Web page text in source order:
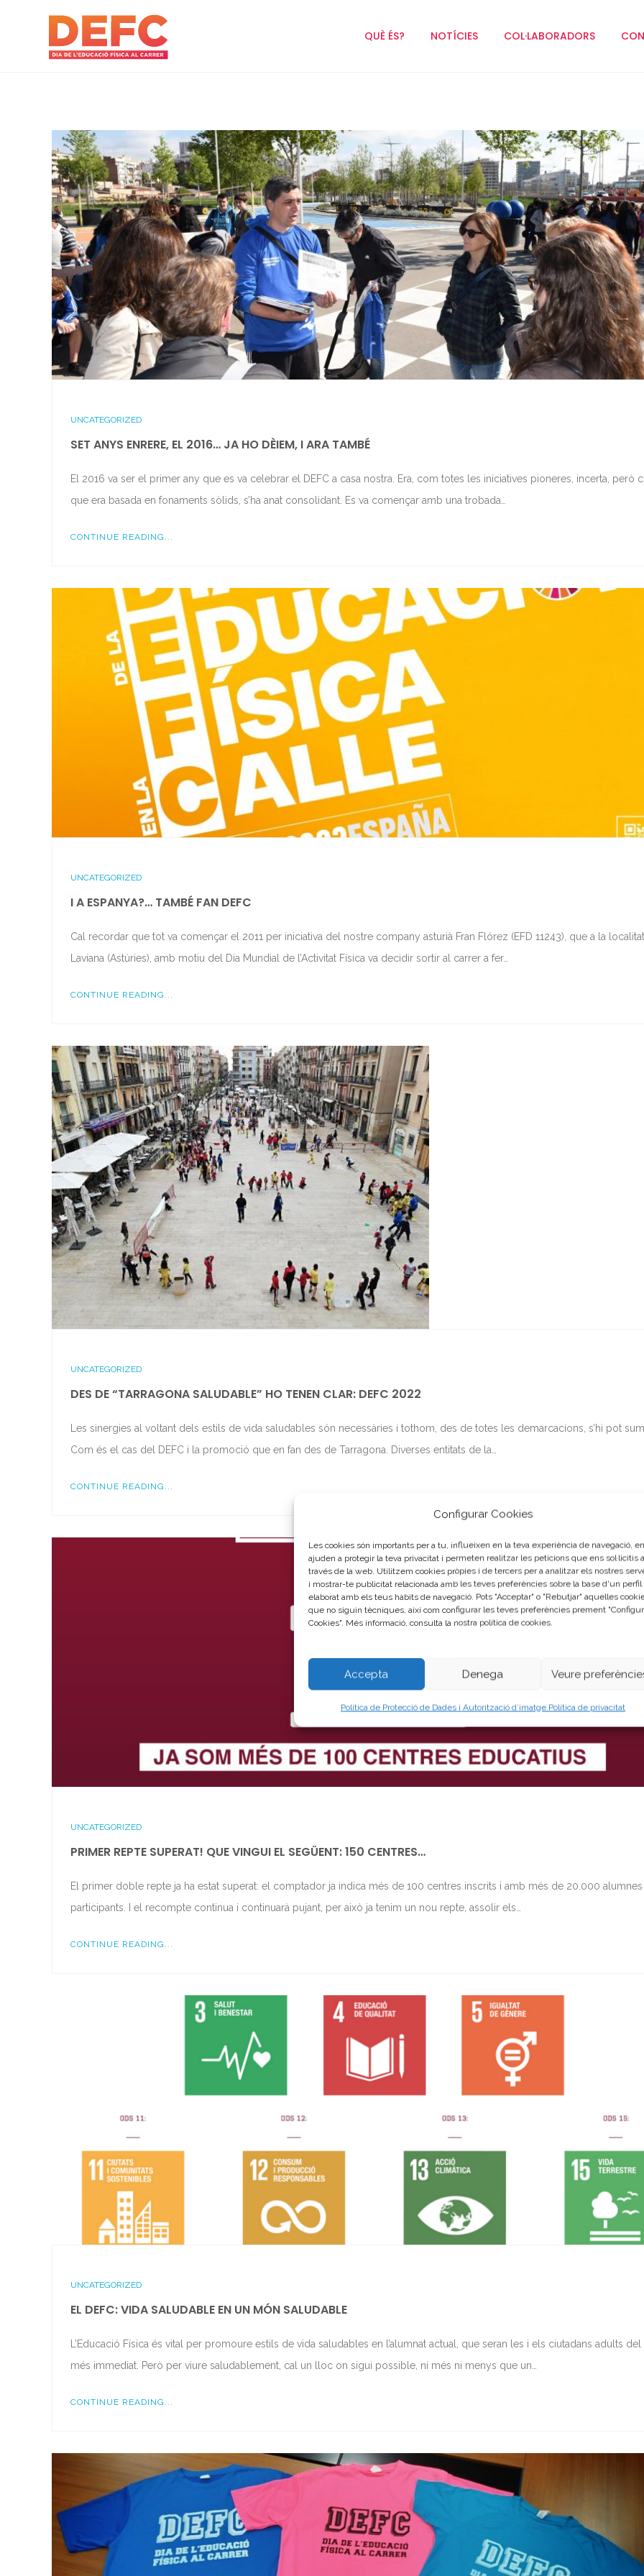
Configurar Cookies
Les cookies són importants per a tu, influeixen en la teva experiència de navegació,
ajuden a protegir la teva privacitat i permeten realitzar les peticions que ens sol·licitis a
través de la web. Utilitzem cookies pròpies i de tercers per a analitzar els nostres
i mostrar-te publicitat relacionada amb les teves preferències sobre la base d'un perfil
elaborat amb els teus hàbits de navegació. Pots "Acceptar" o "Rebutjar" aquelles
que no siguin tècniques, així com configurar les teves preferències prement
Cookies". Més informació, consulta la nostra política de cookies.
Accepta Denega Veure
Política de Protecció de Dades i Autorització d’imatge.Política de privacitat
QUÈ ÉS? NOTÍCIES COL·LABORADORS
UNCATEGORIZED
SET ANYS ENRERE, EL 2016… JA HO DÈIEM, I ARA TAMBÉ
El 2016 va ser el primer any que es va celebrar el DEFC a casa nostra. Era, com totes les iniciatives pioneres, incerta, però
que era basada en fonaments sòlids, s’ha anat consolidant. Es va començar amb una trobada…
CONTINUE READING...
UNCATEGORIZED
I A ESPANYA?… TAMBÉ FAN DEFC
Cal recordar que tot va començar el 2011 per iniciativa del nostre company asturià Fran Flórez (EFD 11243), que a la
Laviana (Astúries), amb motiu del Dia Mundial de l’Activitat Física va decidir sortir al carrer a fer…
CONTINUE READING...
UNCATEGORIZED
DES DE “TARRAGONA SALUDABLE” HO TENEN CLAR: DEFC 2022
Les sinergies al voltant dels estils de vida saludables són necessàries i tothom, des de totes les demarcacions, s’hi pot
Com és el cas del DEFC i la promoció que en fan des de Tarragona. Diverses entitats de la…
CONTINUE READING...
UNCATEGORIZED
PRIMER REPTE SUPERAT! QUE VINGUI EL SEGÜENT: 150 CENTRES…
El primer doble repte ja ha estat superat: el comptador ja indica més de 100 centres inscrits i amb més de 20.000 alumnes
participants. I el recompte continua i continuarà pujant, per això ja tenim un nou repte, assolir els…
CONTINUE READING...
UNCATEGORIZED
EL DEFC: VIDA SALUDABLE EN UN MÓN SALUDABLE
L’Educació Física és vital per promoure estils de vida saludables en l’alumnat actual, que seran les i els ciutadans adults
més immediat. Però per viure saludablement, cal un lloc on sigui possible, ni més ni menys que un…
CONTINUE READING...